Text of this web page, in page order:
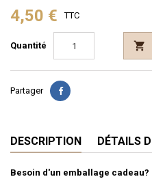
4,50 € TTC
Quantité 
Partager
DESCRIPTION DÉTAILS
Besoin d'un emballage cadeau?